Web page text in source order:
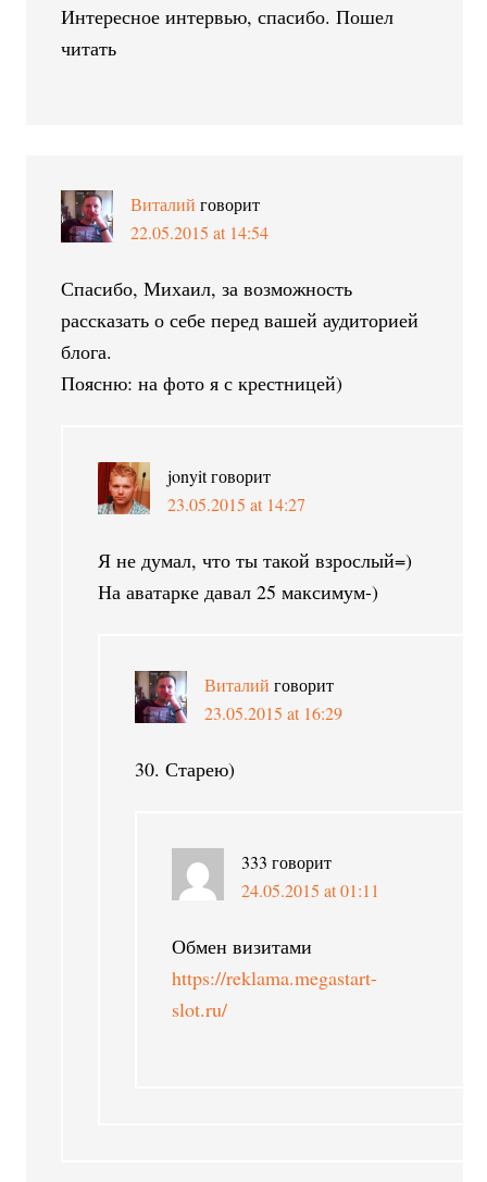
Интересное интервью, спасибо. Пошел
читать
Виталий говорит
22.05.2015 at 14:54
Спасибо, Михаил, за возможность
рассказать о себе перед вашей аудиторией
блога.
Поясню: на фото я с крестницей)
jonyitговорит
23.05.2015 at 14:27
Я не думал, что ты такой взрослый=)
На аватарке давал 25 максимум-)
Виталий говорит
23.05.2015 at 16:29
30. Старею)
333 говорит
24.05.2015 at 01:11
Обмен визитами
https://reklama.megastart-
slot.ru/